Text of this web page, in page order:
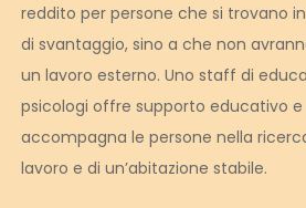
reddito per persone che si trovano
di svantaggio, sino a che non
un lavoro esterno. Uno staff di
psicologi offre supporto educativo e
accompagna le persone nella
lavoro e di un’abitazione stabile.